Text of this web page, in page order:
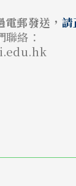
郵發送， 請
絡：